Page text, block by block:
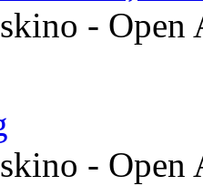
- Open
- Open